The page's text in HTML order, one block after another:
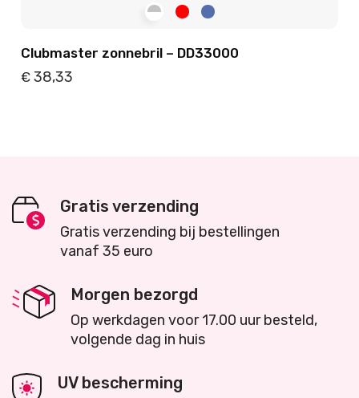
Clubmaster zonnebril – DD33000
€38,33
Gratis verzending
Gratis verzending bij bestellingen
vanaf 35 euro
Morgen bezorgd
Op werkdagen voor 17.00 uur besteld,
volgende dag in huis
UV bescherming